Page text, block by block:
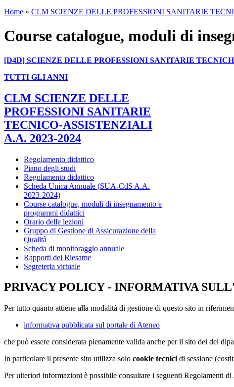
Home » CLM SCIENZE DELLE PROFESSIONI SANITARIE
Course catalogue, moduli di
[D4D] SCIENZE DELLE PROFESSIONI SANITARIE
TUTTI GLI ANNI
CLM SCIENZE DELLE
PROFESSIONI SANITARIE
TECNICO-ASSISTENZIALI
A.A. 2023-2024
Regolamento didattico
Piano degli studi
Regolamento didattico
Scheda Unica Annuale (SUA-CdS A.A.
2023-2024)
Course catalogue, moduli di insegnamento e
programmi didattici
Orario delle lezioni
Gruppo di Gestione di Assicurazione della
Qualità
Scheda di monitoraggio annuale
Rapporti del Riesame
Segreteria virtuale
PRIVACY POLICY - INFORMATIVA
Per tutto quanto attiene alla modalità di gestione di questo sito in
informativa pubblicata sul portale di Ateneo
che può essere considerata pienamente valida anche per il sito dei del
In particolare il presente sito utilizza solo cookie tecnici di sessione
Per ulteriori informazioni è possibile consultare i seguenti Regolamenti di